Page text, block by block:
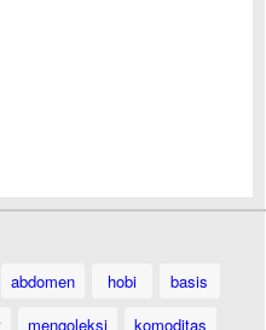
abdomen hobi
basis
mengoleksi
komoditas